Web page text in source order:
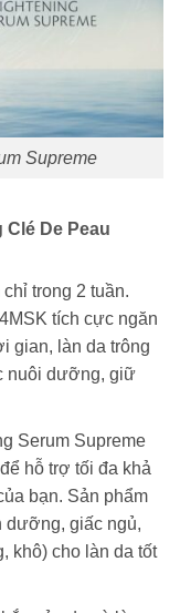
Supreme
De Peau
trong 2 tuần.
tích cực ngăn
gian, làn da trông
nuôi dưỡng, giữ
Serum Supreme
hỗ trợ tối đa khả
bạn. Sản phẩm
dưỡng, giấc ngủ,
khô) cho làn da tốt